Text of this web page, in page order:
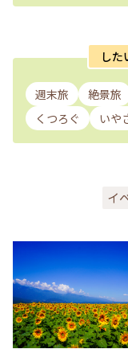
し
週末旅 絶景旅
くつろぐ
いや
イ